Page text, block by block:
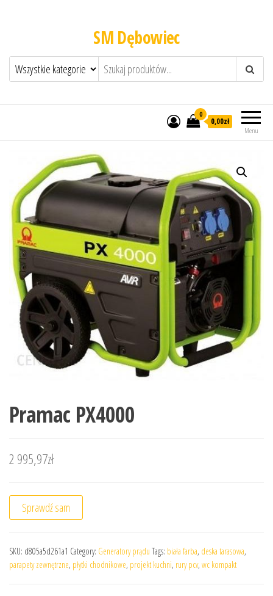
SM Dębowiec
Menu
0
0,00zł
Pramac PX4000
2 995,97zł
Sprawdź sam
SKU: d805a5d261a1 Category: Generatory prądu Tags: biała farba, deska tarasowa,
parapety zewnętrzne, płytki chodnikowe, projekt kuchni, rury pcv, wc kompakt